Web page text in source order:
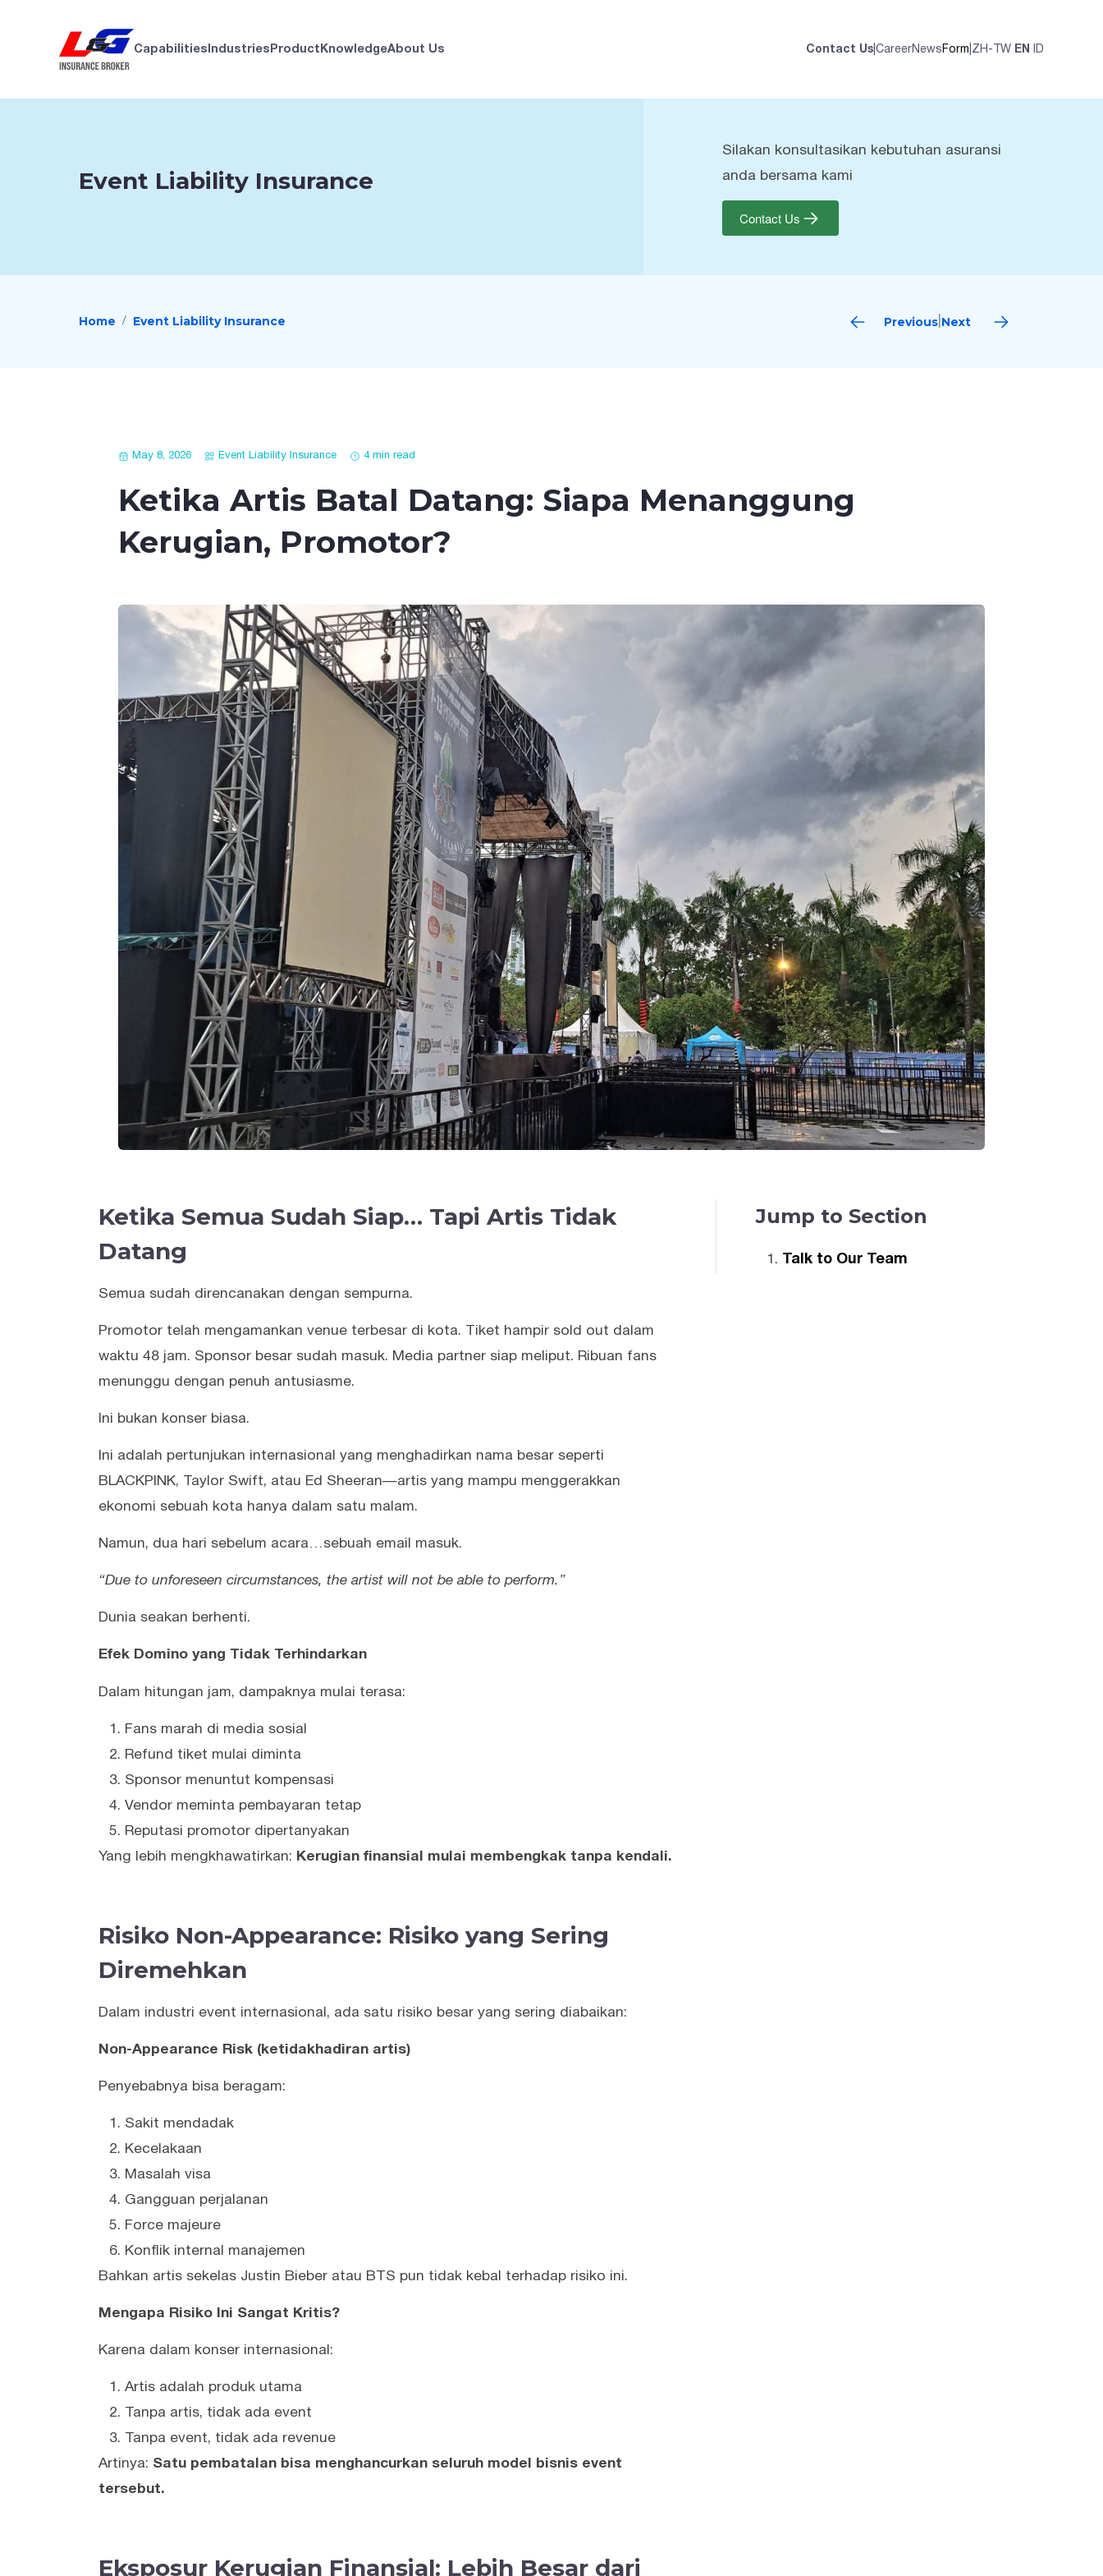
Capabilities Industries Product KnowledgeAbout Us Contact Us CareerNews Form ZH-TW EN ID
Event Liability Insurance
Silakan konsultasikan kebutuhan asuransi
anda bersama kami
Contact Us
Home Event Liability Insurance Previous Next
May 8, 2026 Event Liability Insurance 4 min read
Ketika Artis Batal Datang: Siapa Menanggung
Kerugian, Promotor?
Ketika Semua Sudah Siap… Tapi Artis Tidak
Datang
Semua sudah direncanakan dengan sempurna.
Promotor telah mengamankan venue terbesar di kota. Tiket hampir sold out dalam
waktu 48 jam. Sponsor besar sudah masuk. Media partner siap meliput. Ribuan fans
menunggu dengan penuh antusiasme.
Ini bukan konser biasa.
Ini adalah pertunjukan internasional yang menghadirkan nama besar seperti
BLACKPINK, Taylor Swift, atau Ed Sheeran—artis yang mampu menggerakkan
ekonomi sebuah kota hanya dalam satu malam.
Namun, dua hari sebelum acara…sebuah email masuk.
“Due to unforeseen circumstances, the artist will not be able to perform.”
Dunia seakan berhenti.
Efek Domino yang Tidak Terhindarkan
Dalam hitungan jam, dampaknya mulai terasa:
Fans marah di media sosial
Refund tiket mulai diminta
Sponsor menuntut kompensasi
Vendor meminta pembayaran tetap
Reputasi promotor dipertanyakan
Yang lebih mengkhawatirkan: Kerugian finansial mulai membengkak tanpa kendali.
Risiko Non-Appearance: Risiko yang Sering
Diremehkan
Dalam industri event internasional, ada satu risiko besar yang sering diabaikan:
Non-Appearance Risk (ketidakhadiran artis)
Penyebabnya bisa beragam:
Sakit mendadak
Kecelakaan
Masalah visa
Gangguan perjalanan
Force majeure
Konflik internal manajemen
Bahkan artis sekelas Justin Bieber atau BTS pun tidak kebal terhadap risiko ini.
Mengapa Risiko Ini Sangat Kritis?
Karena dalam konser internasional:
Artis adalah produk utama
Tanpa artis, tidak ada event
Tanpa event, tidak ada revenue
Artinya: Satu pembatalan bisa menghancurkan seluruh model bisnis event
tersebut.
Eksposur Kerugian Finansial: Lebih Besar dari
Jump to Section
Talk to Our Team